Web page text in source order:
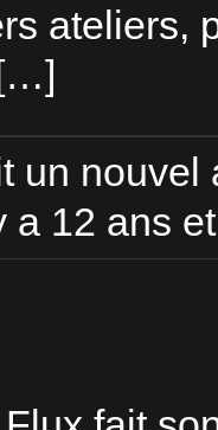
ateliers,
un
a 12 ans